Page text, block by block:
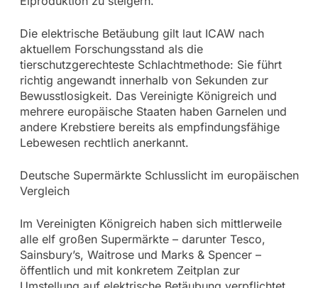
Die elektrische Betäubung gilt laut ICAW nach
aktuellem Forschungsstand als die
tierschutzgerechteste Schlachtmethode: Sie führt
richtig angewandt innerhalb von Sekunden zur
Bewusstlosigkeit. Das Vereinigte Königreich und
mehrere europäische Staaten haben Garnelen und
andere Krebstiere bereits als empfindungsfähige
Lebewesen rechtlich anerkannt.
Deutsche Supermärkte Schlusslicht im europäischen
Vergleich
Im Vereinigten Königreich haben sich mittlerweile
alle elf großen Supermärkte – darunter Tesco,
Sainsbury’s, Waitrose und Marks & Spencer –
öffentlich und mit konkretem Zeitplan zur